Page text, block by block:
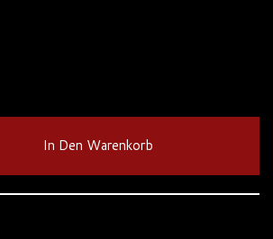
In Den Warenkorb